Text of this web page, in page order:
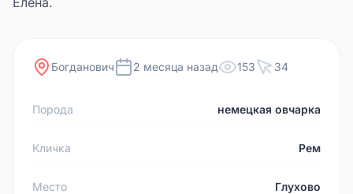
Богданович 2 месяца назад 153 34
Порода немецкая овчарка
Кличка Рем
Место Глухово